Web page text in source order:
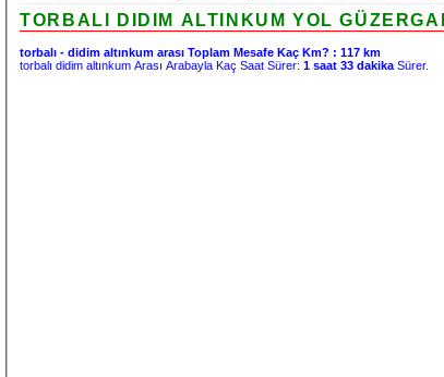
TORBALI DIDIM ALTINKUM YOL
torbalı - didim altınkum arası Toplam Mesafe Kaç Km? :117 km
torbalı didim altınkum Arası Arabayla Kaç Saat Sürer:1 saat 33 dakika Sürer.